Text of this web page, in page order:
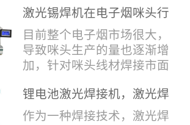
在过去一年里取得的各项成
会烫伤，在加上有干涉，烙
铁头不方便下去，目前在大
多数情况只能采用人工焊
接，目前人工成本贵，流动
性大，焊接的品质也难保
证。 但采用激光...
来越多的企业关注与使用，
那么在选择激光锡焊设备方
面应该关注哪几点哪？
其一，激光锡焊接设备上
动力核心部件，激光器肯定
是锡焊接设备最至关重要的
一环。目前作为激光锡焊接
激光锡焊机在电子烟咪头行
业的应用
目前整个电子烟市场很大，
导致咪头生产的量也逐渐增
加，针对咪头线材焊接市面
统烙铁焊接，优势价格便
宜，咪头焊接自动化生产线
锂电池激光焊接机，激光焊
锡机厂家如何选？
作为一种焊接技术，激光焊